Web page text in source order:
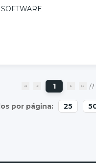
SOFTWARE
1
25